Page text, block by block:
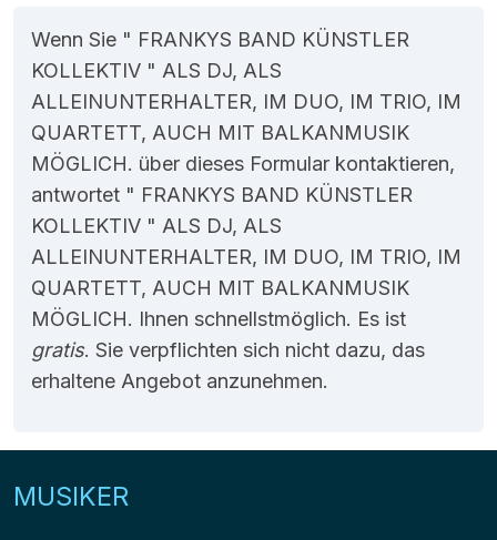
Wenn Sie " FRANKYS BAND KÜNSTLER
KOLLEKTIV " ALS DJ, ALS
ALLEINUNTERHALTER, IM DUO, IM TRIO, IM
QUARTETT, AUCH MIT BALKANMUSIK
MÖGLICH. über dieses Formular kontaktieren,
antwortet " FRANKYS BAND KÜNSTLER
KOLLEKTIV " ALS DJ, ALS
ALLEINUNTERHALTER, IM DUO, IM TRIO, IM
QUARTETT, AUCH MIT BALKANMUSIK
MÖGLICH. Ihnen schnellstmöglich. Es ist
gratis. Sie verpflichten sich nicht dazu, das
erhaltene Angebot anzunehmen.
MUSIKER